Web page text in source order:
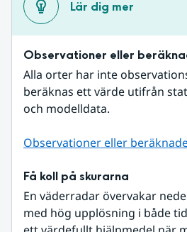
Lär dig mer
Observationer eller
Alla orter har inte
beräknas ett värde utifrån
och modelldata.
Observationer eller
Få koll på skurarna
En väderradar övervakar
med hög upplösning i både